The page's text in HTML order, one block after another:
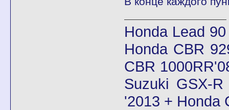
Honda Lead
Honda CBR
CBR
Suzuki GSX-
'2013 + Honda